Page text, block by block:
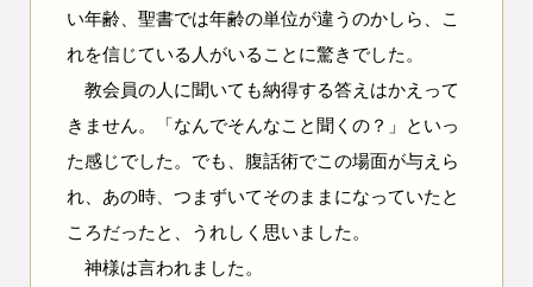
い年齢、聖書では年齢の単位が違うのかしら、こ
れを信じている人がいることに驚きでした。
教会員の人に聞いても納得する答えはかえって
きません。「なんでそんなこと聞くの？」といっ
た感じでした。でも、腹話術でこの場面が与えら
れ、あの時、つまずいてそのままになっていたと
ころだったと、うれしく思いました。
神様は言われました。